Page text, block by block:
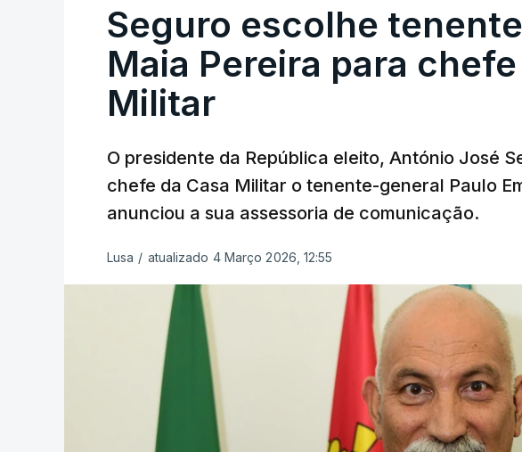
Seguro escolhe
Maia Pereira para
Militar
O presidente da República eleito, António José
chefe da Casa Militar o tenente-general Paulo
anunciou a sua assessoria de comunicação.
Lusa / atualizado 4 Março 2026, 12:55